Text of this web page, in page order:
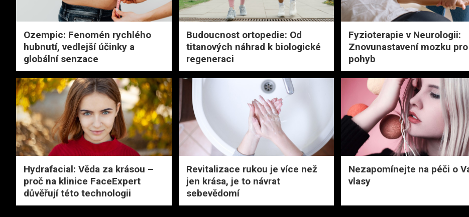
Ozempic: Fenomén rychlého
hubnutí, vedlejší účinky a
globální senzace
Budoucnost ortopedie: Od
titanových náhrad k biologické
regeneraci
Fyzioterapie v Neurologii:
Znovunastavení mozku pro
pohyb
Hydrafacial: Věda za krásou –
proč na klinice FaceExpert
důvěřují této technologii
Revitalizace rukou je více než
jen krása, je to návrat
sebevědomí
Nezapomínejte na péči o
vlasy